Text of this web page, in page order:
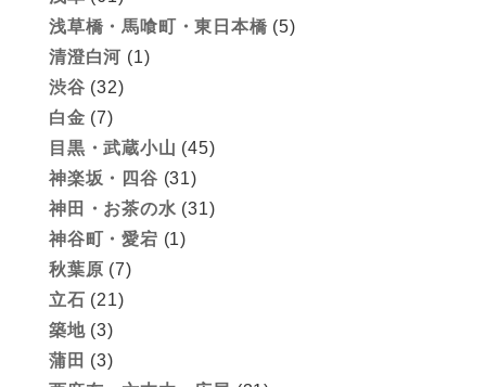
浅草橋・馬喰町・東日本橋 (5)
清澄白河 (1)
渋谷 (32)
白金 (7)
目黒・武蔵小山 (45)
神楽坂・四谷 (31)
神田・お茶の水 (31)
神谷町・愛宕 (1)
秋葉原 (7)
立石 (21)
築地(3)
蒲田 (3)